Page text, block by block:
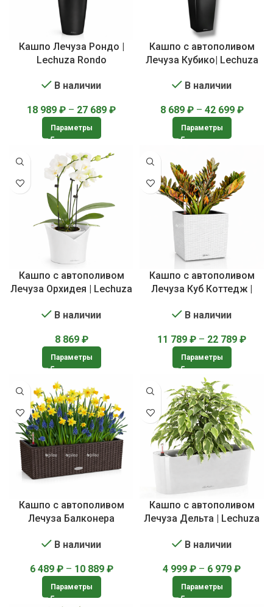
Кашпо Лечуза Рондо |
Lechuza Rondo
В наличии
18 989 ₽ – 27 689 ₽
Параметры
Кашпо с автополивом
Лечуза Кубико| Lechuza
В наличии
8 689 ₽ – 42 699 ₽
Параметры
Кашпо с автополивом
Лечуза Орхидея | Lechuza
В наличии
8 869 ₽
Параметры
Кашпо с автополивом
Лечуза Куб Коттедж |
В наличии
11 789 ₽ – 22 789 ₽
Параметры
Кашпо с автополивом
Лечуза Балконера
Balconera Cottage
В наличии
6 489 ₽ – 10 889 ₽
Параметры
Кашпо с автополивом
Лечуза Дельта | Lechuza
В наличии
4 999 ₽ – 6 979 ₽
Параметры